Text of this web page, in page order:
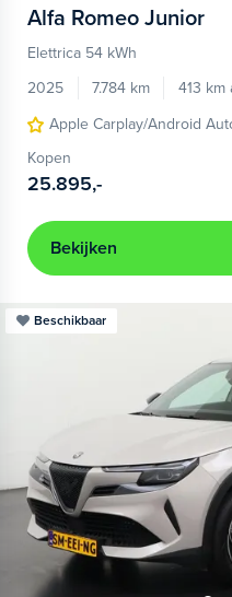
Alfa Romeo Junior
Elettrica 54 kWh
2025
7.784 km 413 km
Apple Carplay/Android
Kopen
25.895,-
Bekijken
Beschikbaar